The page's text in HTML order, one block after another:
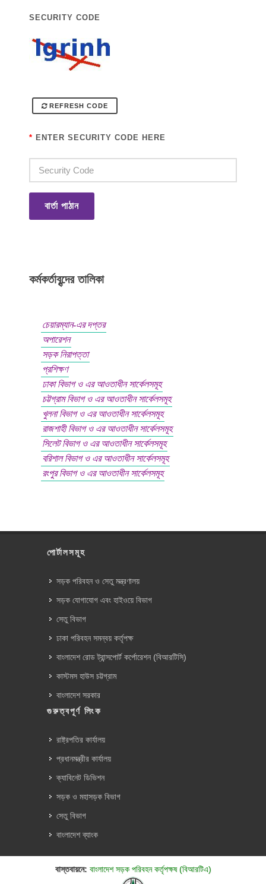
SECURITY CODE
REFRESH CODE
* ENTER SECURITY CODE HERE
বার্তা পাঠান
কর্মকর্তাবৃন্দের তালিকা
চেয়ারম্যান-এর দপ্তর
অপারেশন
সড়ক নিরাপত্তা
প্রশিক্ষণ
ঢাকা বিভাগ ও এর আওতাধীন সার্কেলসমূহ
চট্টগ্রাম বিভাগ ও এর আওতাধীন সার্কেলসমূহ
খুলনা বিভাগ ও এর আওতাধীন সার্কেলসমূহ
রাজশাহী বিভাগ ও এর আওতাধীন সার্কেলসমূহ
সিলেট বিভাগ ও এর আওতাধীন সার্কেলসমূহ
বরিশাল বিভাগ ও এর আওতাধীন সার্কেলসমূহ
রংপুর বিভাগ ও এর আওতাধীন সার্কেলসমূহ
পোর্টালসমূহ
সড়ক পরিবহন ও সেতু মন্ত্রণালয়
সড়ক যোগাযোগ এবং হাইওয়ে বিভাগ
সেতু বিভাগ
ঢাকা পরিবহন সমন্বয় কর্তৃপক্ষ
বাংলাদেশ রোড ট্রান্সপোর্ট কর্পোরেশন (বিআরটিসি)
কাস্টমস হাউস চট্টগ্রাম
বাংলাদেশ সরকার
গুরুত্বপূর্ণ লিংক
রাষ্ট্রপতির কার্যালয়
প্রধানমন্ত্রীর কার্যালয়
ক্যাবিনেট ডিভিশন
সড়ক ও মহাসড়ক বিভাগ
সেতু বিভাগ
বাংলাদেশ ব্যাংক
বাস্তবায়নে: বাংলাদেশ সড়ক পরিবহন কর্তৃপক্ষ (বিআরটিএ)